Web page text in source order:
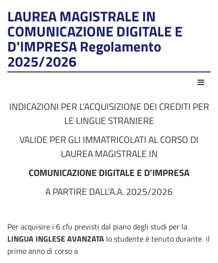
LAUREA MAGISTRALE IN
COMUNICAZIONE DIGITALE E
D'IMPRESA Regolamento
2025/2026
INDICAZIONI PER L’ACQUISIZIONE DEI CREDITI PER
LE LINGUE STRANIERE
VALIDE PER GLI IMMATRICOLATI AL CORSO DI
LAUREA MAGISTRALE IN
COMUNICAZIONE DIGITALE E D’IMPRESA
A PARTIRE DALL’A.A. 2025/2026
Per acquisire i 6 cfu previsti dal piano degli studi per la
LINGUA INGLESE AVANZATA lo studente è tenuto durante il
primo anno di corso a